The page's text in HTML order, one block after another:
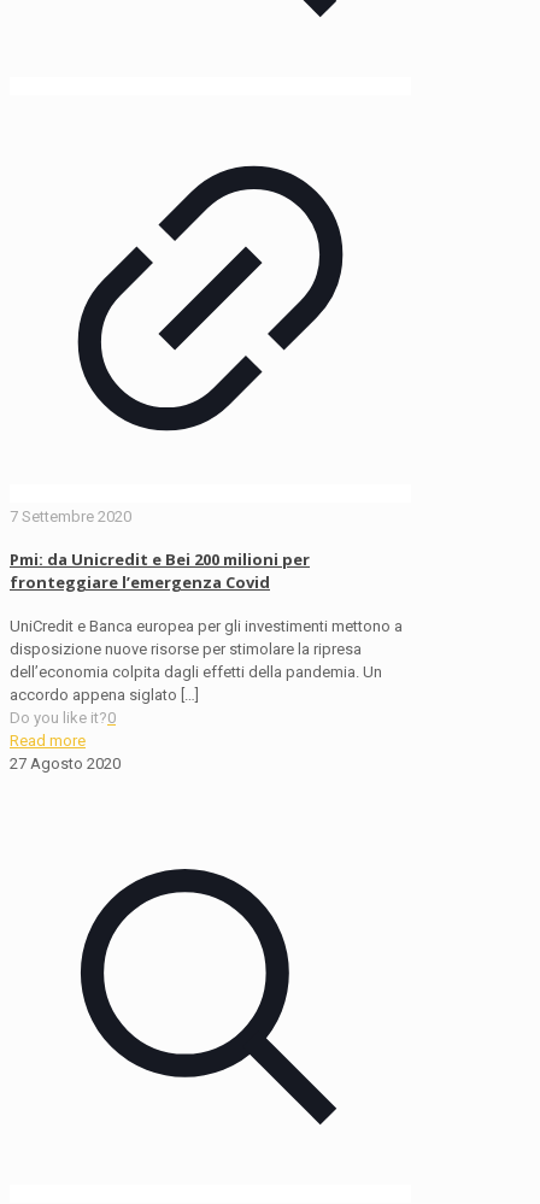
7 Settembre 2020
Pmi: da Unicredit e Bei 200 milioni per
fronteggiare l’emergenza Covid
UniCredit e Banca europea per gli investimenti mettono a
disposizione nuove risorse per stimolare la ripresa
dell’economia colpita dagli effetti della pandemia. Un
accordo appena siglato […]
Do you like it?0
Read more
27 Agosto 2020